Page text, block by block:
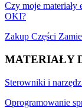
Czy moje
OKI?
Zakup Części
MATERIAŁY
Sterowniki i
Oprogramowanie